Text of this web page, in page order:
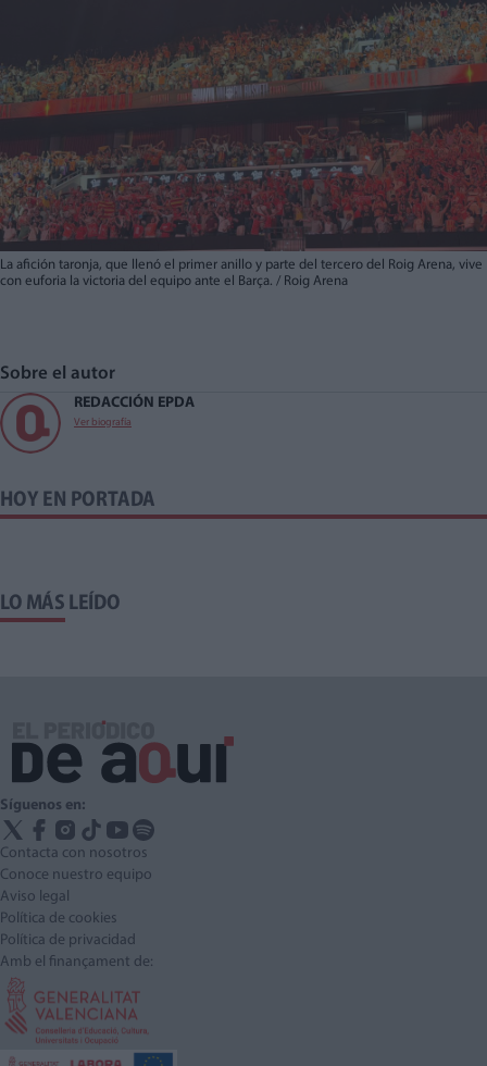
La afición taronja, que llenó el primer anillo y parte del tercero del Roig Arena, vive
con euforia la victoria del equipo ante el Barça. / Roig Arena
Sobre el autor
REDACCIÓN EPDA
Ver biografía
HOY EN PORTADA
LO MÁS LEÍDO
Síguenos en:
Contacta con nosotros
Conoce nuestro equipo
Aviso legal
Política de cookies
Política de privacidad
Amb el finançament de: